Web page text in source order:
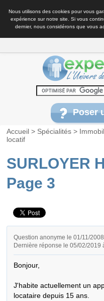
Nous utilisons des cookies pour vous
expérience sur notre site. Si vous
dernier, nous considérons que vous
Poser
Accueil > Spécialités >
locatif
SURLOYER
Page 3
Question anonyme le 01/11/
Dernière réponse le 05/02/2019
Bonjour,
J'habite actuellement un
locataire depuis 15 ans.